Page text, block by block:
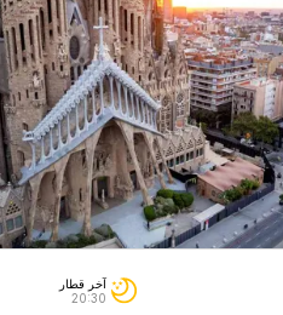
آخر قطار
20:30